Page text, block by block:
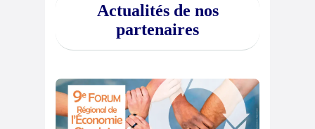
Actualités de nos
partenaires